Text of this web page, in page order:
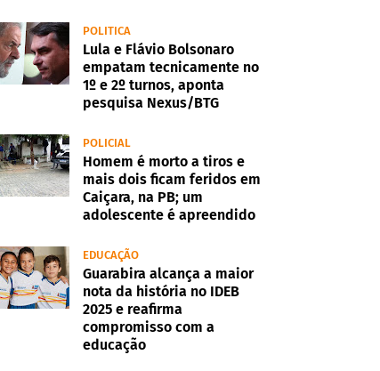
POLITICA
Lula e Flávio Bolsonaro
empatam tecnicamente no
1º e 2º turnos, aponta
pesquisa Nexus/BTG
POLICIAL
Homem é morto a tiros e
mais dois ficam feridos em
Caiçara, na PB; um
adolescente é apreendido
EDUCAÇÃO
Guarabira alcança a maior
nota da história no IDEB
2025 e reafirma
compromisso com a
educação